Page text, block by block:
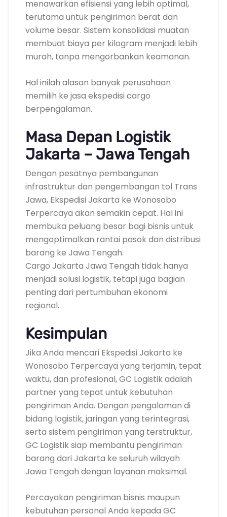
menawarkan efisiensi yang lebih optimal,
terutama untuk pengiriman berat dan
volume besar. Sistem konsolidasi muatan
membuat biaya per kilogram menjadi lebih
murah, tanpa mengorbankan keamanan.
Hal inilah alasan banyak perusahaan
memilih ke jasa ekspedisi cargo
berpengalaman.
Masa Depan Logistik
Jakarta – Jawa Tengah
Dengan pesatnya pembangunan
infrastruktur dan pengembangan tol Trans
Jawa, Ekspedisi Jakarta ke Wonosobo
Terpercaya akan semakin cepat. Hal ini
membuka peluang besar bagi bisnis untuk
mengoptimalkan rantai pasok dan distribusi
barang ke Jawa Tengah.
Cargo Jakarta Jawa Tengah tidak hanya
menjadi solusi logistik, tetapi juga bagian
penting dari pertumbuhan ekonomi
regional.
Kesimpulan
Jika Anda mencari Ekspedisi Jakarta ke
Wonosobo Terpercaya yang terjamin, tepat
waktu, dan profesional, GC Logistik adalah
partner yang tepat untuk kebutuhan
pengiriman Anda. Dengan pengalaman di
bidang logistik, jaringan yang terintegrasi,
serta sistem pengiriman yang terstruktur,
GC Logistik siap membantu pengiriman
barang dari Jakarta ke seluruh wilayah
Jawa Tengah dengan layanan maksimal.
Percayakan pengiriman bisnis maupun
kebutuhan personal Anda kepada GC